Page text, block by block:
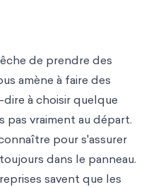
de prendre des
amène à faire des
à choisir quelque
pas vraiment au départ.
pour s'assurer
dans le panneau.
savent que les